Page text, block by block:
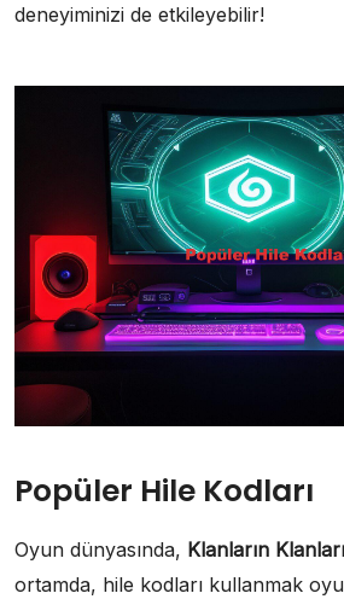
deneyiminizi de etkileyebilir!
Popüler Hile Kodları
Oyun dünyasında, Klanların Klanları
ortamda, hile kodları kullanmak